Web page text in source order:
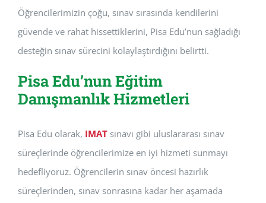
Öğrencilerimizin çoğu, sınav sırasında kendilerini
güvende ve rahat hissettiklerini, Pisa Edu’nun sağladığı
desteğin sınav sürecini kolaylaştırdığını belirtti.
Pisa Edu’nun Eğitim
Danışmanlık Hizmetleri
Pisa Edu olarak, IMAT sınavı gibi uluslararası sınav
süreçlerinde öğrencilerimize en iyi hizmeti sunmayı
hedefliyoruz. Öğrencilerin sınav öncesi hazırlık
süreçlerinden, sınav sonrasına kadar her aşamada